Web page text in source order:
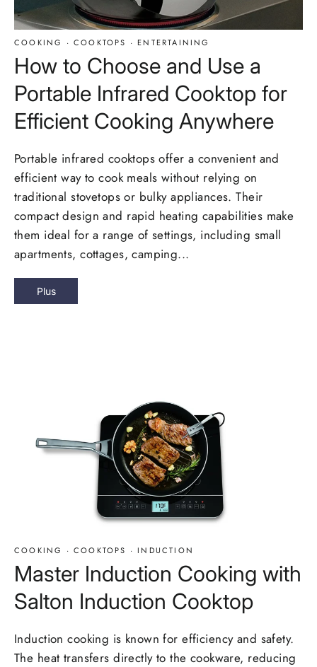
COOKING · COOKTOPS · ENTERTAINING
How to Choose and Use a
Portable Infrared Cooktop for
Efficient Cooking Anywhere
Portable infrared cooktops offer a convenient and
efficient way to cook meals without relying on
traditional stovetops or bulky appliances. Their
compact design and rapid heating capabilities make
them ideal for a range of settings, including small
apartments, cottages, camping...
Plus
COOKING · COOKTOPS · INDUCTION
Master Induction Cooking with
Salton Induction Cooktop
Induction cooking is known for efficiency and safety.
The heat transfers directly to the cookware, reducing